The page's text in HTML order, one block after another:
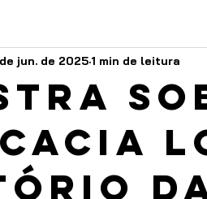
jun. de 2025 1 min de leitura